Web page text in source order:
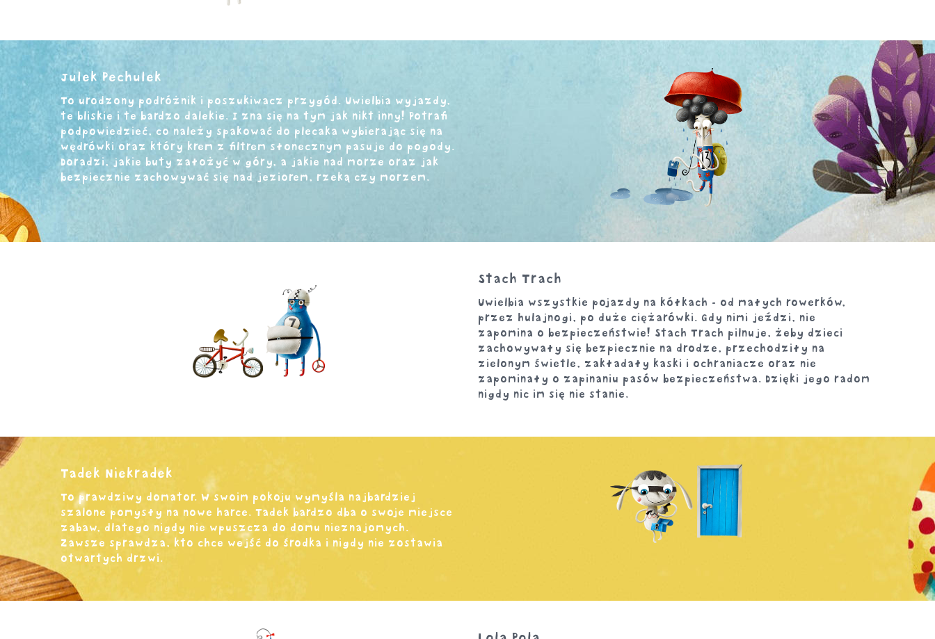
Julek Pechulek
To urodzony podróżnik i poszukiwacz przygód. Uwielbia wyjazdy,
te bliskie i te bardzo dalekie. I zna się na tym jak nikt inny! Potrafi
podpowiedzieć, co należy spakować do plecaka wybierając się na
wędrówki oraz który krem z filtrem słonecznym pasuje do pogody.
Doradzi, jakie buty założyć w góry, a jakie nad morze oraz jak
bezpiecznie zachowywać się nad jeziorem, rzeką czy morzem.
Stach Trach
Uwielbia wszystkie pojazdy na kółkach - od małych rowerków,
przez hulajnogi, po duże ciężarówki. Gdy nimi jeździ, nie
zapomina o bezpieczeństwie! Stach Trach pilnuje, żeby dzieci
zachowywały się bezpiecznie na drodze, przechodziły na
zielonym świetle, zakładały kaski i ochraniacze oraz nie
zapominały o zapinaniu pasów bezpieczeństwa. Dzięki jego radom
nigdy nic im się nie stanie.
Tadek Niekradek
To prawdziwy domator. W swoim pokoju wymyśla najbardziej
szalone pomysły na nowe harce. Tadek bardzo dba o swoje miejsce
zabaw, dlatego nigdy nie wpuszcza do domu nieznajomych.
Zawsze sprawdza, kto chce wejść do środka i nigdy nie zostawia
otwartych drzwi.